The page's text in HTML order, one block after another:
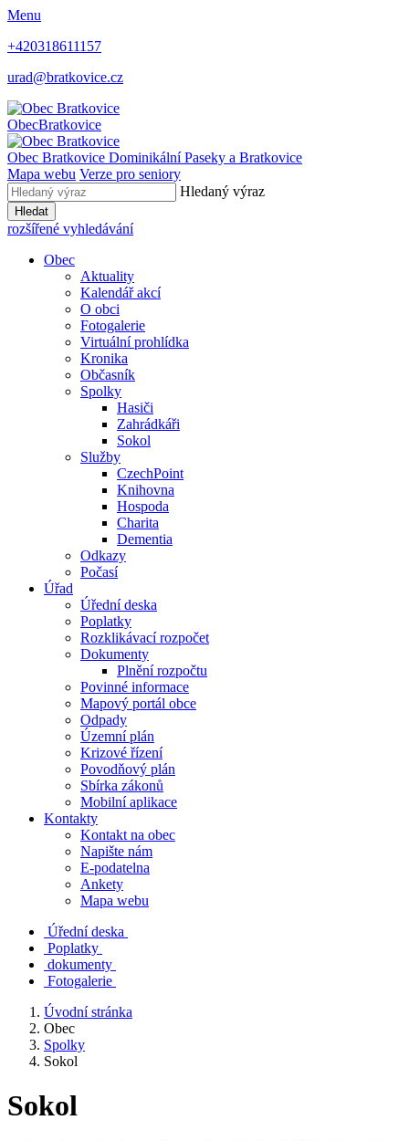
Menu
+420318611157
urad@bratkovice.cz
ObecBratkovice
Obec Bratkovice Dominikální Paseky a Bratkovice
Mapa webu Verze pro seniory
Hledaný výraz
Hledat
rozšířené vyhledávání
Obec
Aktuality
Kalendář akcí
O obci
Fotogalerie
Virtuální prohlídka
Kronika
Občasník
Spolky
Hasiči
Zahrádkáři
Sokol
Služby
CzechPoint
Knihovna
Hospoda
Charita
Dementia
Odkazy
Počasí
Úřad
Úřední deska
Poplatky
Rozklikávací rozpočet
Dokumenty
Plnění rozpočtu
Povinné informace
Mapový portál obce
Odpady
Územní plán
Krizové řízení
Povodňový plán
Sbírka zákonů
Mobilní aplikace
Kontakty
Kontakt na obec
Napište nám
E-podatelna
Ankety
Mapa webu
Úřední deska
Poplatky
dokumenty
Fotogalerie
Úvodní stránka
Obec
Spolky
Sokol
Sokol